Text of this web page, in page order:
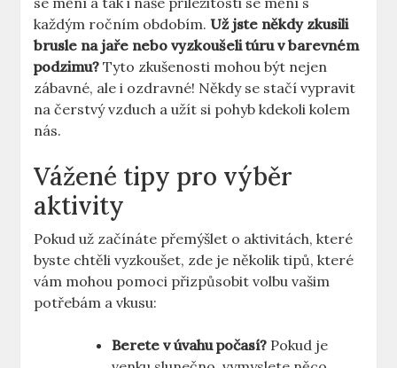
každým ročním obdobím. Už jste někdy zkusili
brusle na jaře nebo vyzkoušeli túru v barevném
podzimu? Tyto zkušenosti mohou být nejen
zábavné, ale i ozdravné! Někdy se stačí vypravit
na čerstvý vzduch a užít si pohyb kdekoli kolem
nás.
Vážené tipy pro výběr
aktivity
Pokud už začínáte přemýšlet o aktivitách, které
byste chtěli vyzkoušet, zde je několik tipů, které
vám mohou pomoci přizpůsobit volbu vašim
potřebám a vkusu:
Berete v úvahu počasí? Pokud je